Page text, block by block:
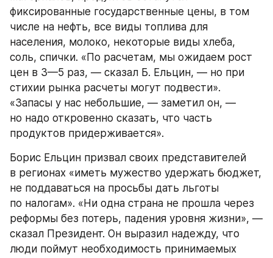
фиксированные государственные цены, в том
числе на нефть, все виды топлива для
населения, молоко, некоторые виды хлеба,
соль, спички. «По расчетам, мы ожидаем рост
цен в 3—5 раз, — сказал Б. Ельцин, — но при
стихии рынка расчеты могут подвести».
«Запасы у нас небольшие, — заметил он, —
но надо откровенно сказать, что часть
продуктов придерживается».
Борис Ельцин призвал своих представителей
в регионах «иметь мужество удержать бюджет,
не поддаваться на просьбы дать льготы
по налогам». «Ни одна страна не прошла через
реформы без потерь, падения уровня жизни», —
сказал Президент. Он выразил надежду, что
люди поймут необходимость принимаемых